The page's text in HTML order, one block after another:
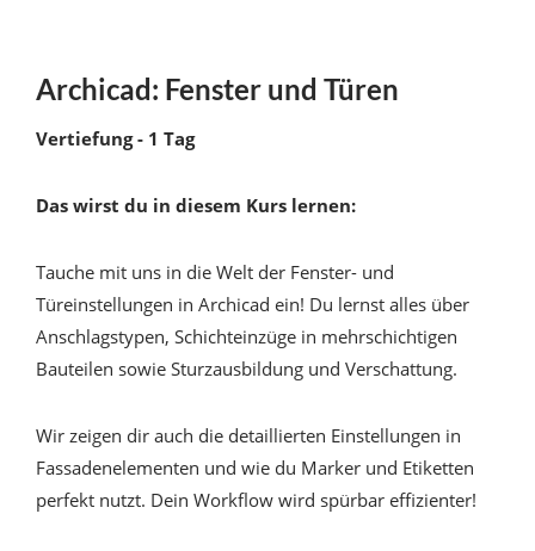
Archicad: Fenster und Türen
Vertiefung - 1 Tag
Das wirst du in diesem Kurs lernen:
Tauche mit uns in die Welt der Fenster- und
Türeinstellungen in Archicad ein! Du lernst alles über
Anschlagstypen, Schichteinzüge in mehrschichtigen
Bauteilen sowie Sturzausbildung und Verschattung.
Wir zeigen dir auch die detaillierten Einstellungen in
Fassadenelementen und wie du Marker und Etiketten
perfekt nutzt. Dein Workflow wird spürbar effizienter!